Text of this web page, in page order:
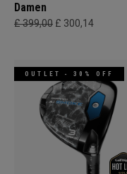
Damen
£ 399,00 £ 300,14
OUTLET - 30% OFF